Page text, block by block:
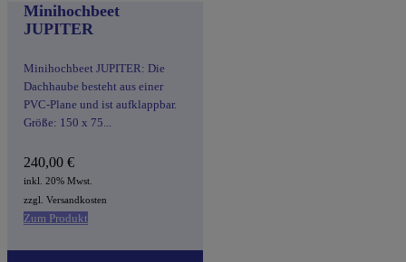
Minihochbeet
JUPITER
Minihochbeet JUPITER: Die
Dachhaube besteht aus einer
PVC-Plane und ist aufklappbar.
Größe: 150 x 75...
240,00€
inkl. 20% Mwst.
zzgl. Versandkosten
Zum Produkt